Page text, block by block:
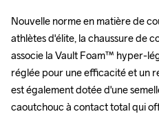
Nouvelle norme en matière de
athlètes d'élite, la chaussure de
associe la Vault Foam™ hyper-
réglée pour une efficacité et un
est également dotée d'une
caoutchouc à contact total qui